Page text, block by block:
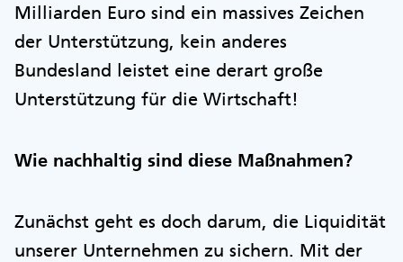
Milliarden Euro sind ein massives Zeichen
der Unterstützung, kein anderes
Bundesland leistet eine derart große
Unterstützung für die Wirtschaft!
Wie nachhaltig sind diese Maßnahmen?
Zunächst geht es doch darum, die Liquidität
unserer Unternehmen zu sichern. Mit der